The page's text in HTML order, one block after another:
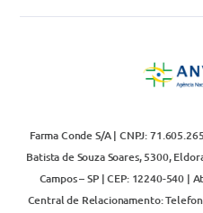
Farma Conde S/A | CNPJ:
Batista de Souza Soares, 5300,
Campos – SP | CEP: 12240-540 |
Central de Relacionamento: